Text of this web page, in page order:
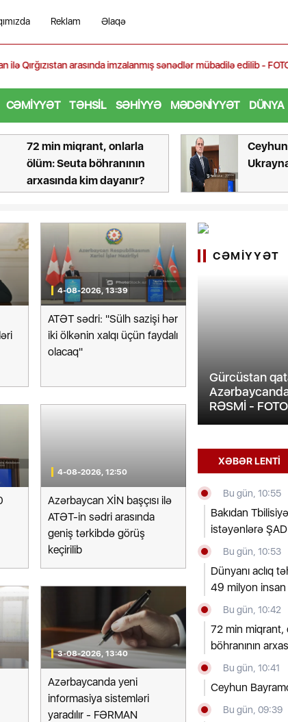
Reklam Əlaqə
sənədlər mübadilə edilib - FOTO MEDİA,
CƏMIYYƏT TƏHSIL SƏHIYYƏ MƏDƏNIYYƏT DÜNYA
72 min miqrant, onlarla
ölüm: Seuta böhranının
arxasında kim dayanır?
4-08-2026, 13:39
ATƏT sədri: "Sülh sazişi hər
iki ölkənin xalqı üçün faydalı
olacaq"
4-08-2026, 12:50
Azərbaycan XİN başçısı ilə
ATƏT-in sədri arasında
geniş tərkibdə görüş
keçirilib
3-08-2026, 13:40
Azərbaycanda yeni
informasiya sistemləri
yaradılır - FƏRMAN
CƏMIYYƏT
seçimi mərhələsi
Gürcüstan
RƏSMİ - FOTO
XƏBƏR LENTİ
Bu gün, 10:55
Bakıdan
istəyənlərə
Bu gün, 10:53
Dünyanı aclıq
49 milyon insan
Bu gün, 10:42
72 min miqrant,
böhranının
Bu gün, 10:41
Ceyhun
Bu gün, 09:39